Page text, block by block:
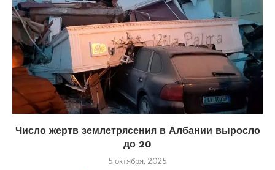
Число жертв землетрясения в Албании выросло
до 20
5 октября, 2025